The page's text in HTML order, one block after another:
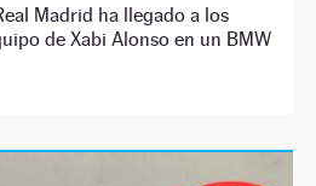
Madrid ha llegado a los
de Xabi Alonso en un BMW